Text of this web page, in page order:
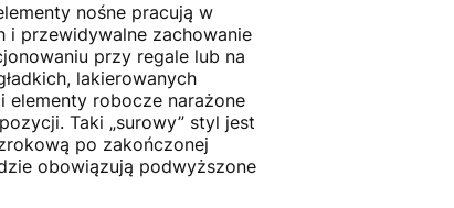
nośne pracują w
i przewidywalne zachowanie
przy regale lub na
lakierowanych
elementy robocze narażone
Taki „surowy” styl jest
po zakończonej
obowiązują podwyższone